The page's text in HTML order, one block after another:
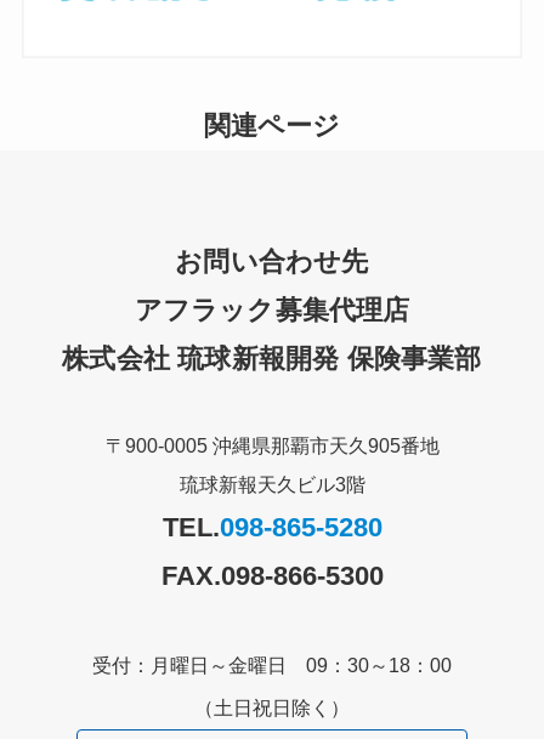
関連ページ
お問い合わせ先
アフラック募集代理店
株式会社 琉球新報開発 保険事業部
〒900-0005 沖縄県那覇市天久905番地
琉球新報天久ビル3階
TEL.098-865-5280
FAX.098-866-5300
受付：月曜日～金曜日 09：30～18：00
（土日祝日除く）